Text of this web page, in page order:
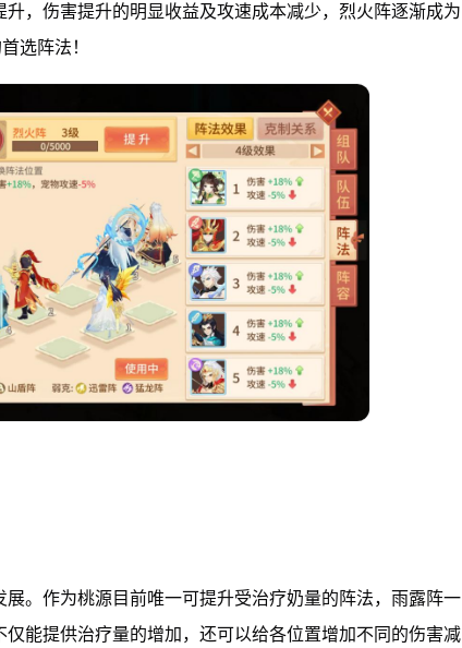
，伤害提升的明显收益及攻速成本减少，烈火阵逐渐成为
选阵法！
。作为桃源目前唯一可提升受治疗奶量的阵法，雨露阵一
能提供治疗量的增加，还可以给各位置增加不同的伤害减